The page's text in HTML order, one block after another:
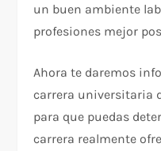
un buen ambiente
profesiones mejor
Ahora te daremos
carrera universitaria
para que puedas
carrera realmente